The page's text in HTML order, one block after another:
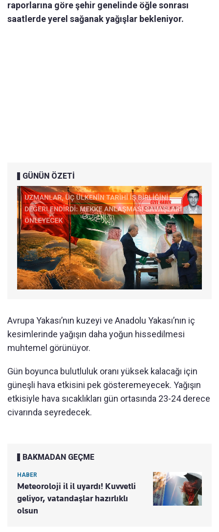
raporlarına göre şehir genelinde öğle sonrası
saatlerde yerel sağanak yağışlar bekleniyor.
GÜNÜN ÖZETİ
Avrupa Yakası’nın kuzeyi ve Anadolu Yakası’nın iç
kesimlerinde yağışın daha yoğun hissedilmesi
muhtemel görünüyor.
Gün boyunca bulutluluk oranı yüksek kalacağı için
güneşli hava etkisini pek gösteremeyecek. Yağışın
etkisiyle hava sıcaklıkları gün ortasında 23-24 derece
civarında seyredecek.
BAKMADAN GEÇME
HABER
Meteoroloji il il uyardı! Kuvvetli
geliyor, vatandaşlar hazırlıklı
olsun